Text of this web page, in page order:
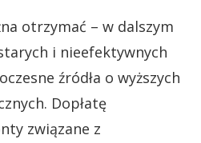
otrzymać – w dalszym
i nieefektywnych
źródła o wyższych
Dopłatę
związane z